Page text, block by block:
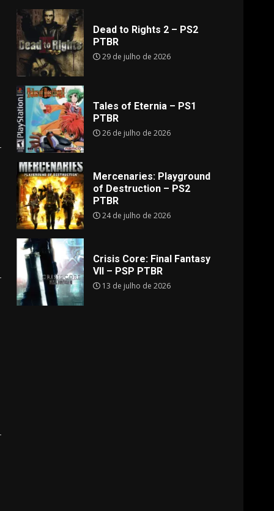
Dead to Rights 2 – PS2
PTBR
29 de julho de 2026
Tales of Eternia – PS1
PTBR
26 de julho de 2026
Mercenaries: Playground
of Destruction – PS2
PTBR
24 de julho de 2026
Crisis Core: Final Fantasy
VII – PSP PTBR
13 de julho de 2026